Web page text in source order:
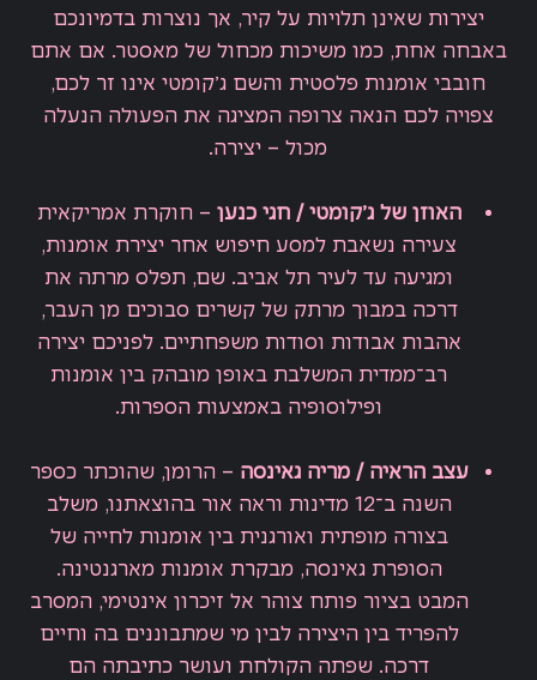
יצירות שאינן תלויות על קיר, אך נוצרות בדמיונכם
באבחה אחת, כמו משיכות מכחול של מאסטר. אם אתם
חובבי אומנות פלסטית והשם ג׳קומטי אינו זר לכם,
צפויה לכם הנאה צרופה המציגה את הפעולה הנעלה
מכול – יצירה.
האוזן של ג׳קומטי/חגי כנען –חוקרת אמריקאית
צעירה נשאבת למסע חיפוש אחר יצירת אומנות,
ומגיעה עד לעיר תל אביב. שם, תפלס מרתה את
דרכה במבוך מרתק של קשרים סבוכים מן העבר,
אהבות אבודות וסודות משפחתיים. לפניכם יצירה
רב־ממדית המשלבת באופן מובהק בין אומנות
ופילוסופיה באמצעות הספרות.
עצב הראיה/ מריה גאינסה – הרומן, שהוכתר כספר
השנה ב־12 מדינות וראה אור בהוצאתנו, משלב
בצורה מופתית ואורגנית בין אומנות לחייה של
הסופרת גאינסה, מבקרת אומנות מארגנטינה.
המבט בציור פותח צוהר אל זיכרון אינטימי, המסרב
להפריד בין היצירה לבין מי שמתבוננים בה וחיים
דרכה. שפתה הקולחת ועושר כתיבתה הם